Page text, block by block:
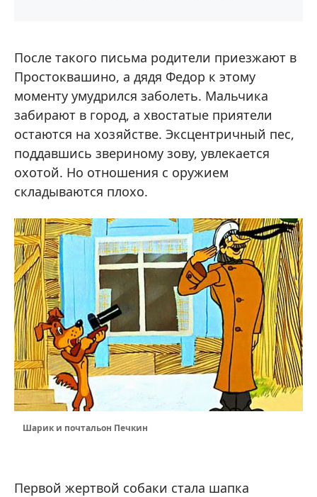
После такого письма родители приезжают в
Простоквашино, а дядя Федор к этому
моменту умудрился заболеть. Мальчика
забирают в город, а хвостатые приятели
остаются на хозяйстве. Эксцентричный пес,
поддавшись звериному зову, увлекается
охотой. Но отношения с оружием
складываются плохо.
Шарик и почтальон Печкин
Первой жертвой собаки стала шапка